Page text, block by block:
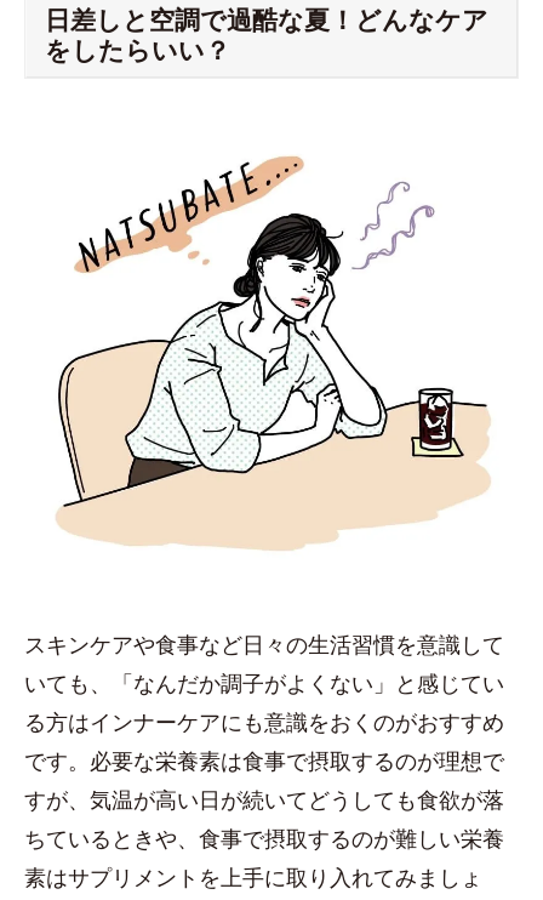
日差しと空調で過酷な夏！どんなケア
をしたらいい？
スキンケアや食事など日々の生活習慣を意識して
いても、「なんだか調子がよくない」と感じてい
る方はインナーケアにも意識をおくのがおすすめ
です。必要な栄養素は食事で摂取するのが理想で
すが、気温が高い日が続いてどうしても食欲が落
ちているときや、食事で摂取するのが難しい栄養
素はサプリメントを上手に取り入れてみましょ